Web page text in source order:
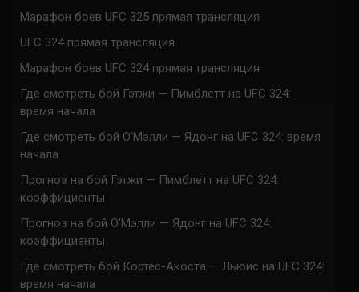
Марафон боев UFC 325 прямая трансляция
UFC 324 прямая трансляция
Марафон боев UFC 324 прямая трансляция
Где смотреть бой Гэтжи — Пимблетт на UFC 324:
время начала
Где смотреть бой О’Мэлли — Ядонг на UFC 324: время
начала
Прогноз на бой Гэтжи — Пимблетт на UFC 324:
коэффициенты
Прогноз на бой О’Мэлли — Ядонг на UFC 324:
коэффициенты
Где смотреть бой Кортес-Акоста — Льюис на UFC 324:
время начала